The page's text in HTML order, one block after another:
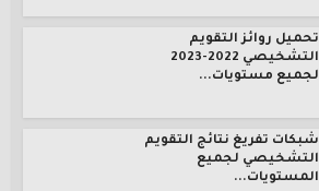
تحميل روائز التقويم
التشخيصي 2022-2023
لجميع مستويات...
شبكات تفريغ نتائج التقويم
التشخيصي لجميع
المستويات...